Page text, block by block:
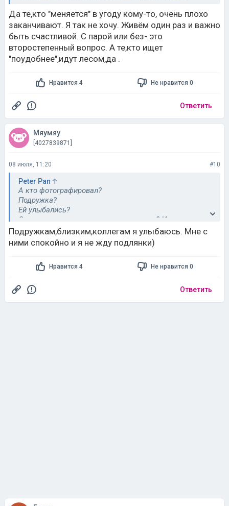
Да те,кто "меняется" в угоду кому-то, очень плохо
заканчивают. Я так не хочу. Живём один раз и важно
быть счастливой. С парой или без- это
второстепенный вопрос. А те,кто ищет
"поудобнее",идут лесом,да .
Нравится 4 Не нравится 0
Ответить
Мяумяу
[4027839871]
08 июля, 11:20 #10
Peter Pan
А кто фотографировал?
Подружка?
Ей улыбались?
Она просто окликнула, пока вы нюхали? И вы
улыбаясь ей , оглянулись?
Подружкам,близким,коллегам я улыбаюсь. Мне с
ними спокойно и я не жду подлянки)
Нравится 4 Не нравится 0
Ответить